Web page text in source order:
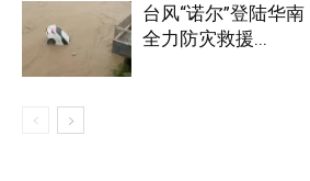
台风“诺尔”登陆华
全力防灾救援...